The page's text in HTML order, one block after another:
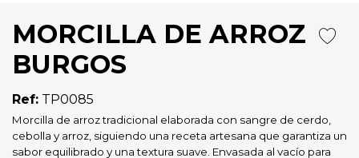
MORCILLA DE ARROZ
BURGOS
Ref: TP0085
Morcilla de arroz tradicional elaborada con sangre de cerdo,
cebolla y arroz, siguiendo una receta artesana que garantiza un
sabor equilibrado y una textura suave. Envasada al vacío para